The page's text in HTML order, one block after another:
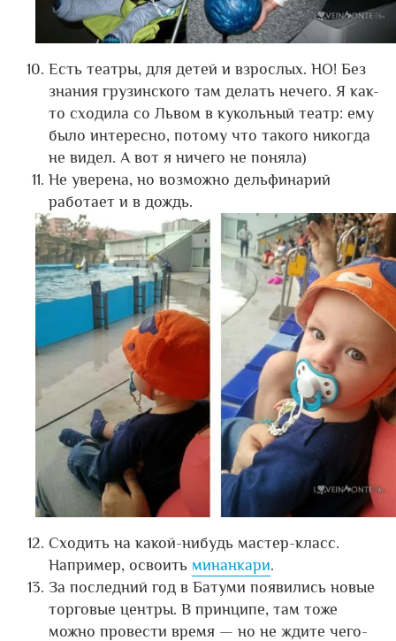
Есть театры, для детей и взрослых. НО! Без
знания грузинского там делать нечего. Я как-
то сходила со Львом в кукольный театр: ему
было интересно, потому что такого никогда
не видел. А вот я ничего не поняла)
Не уверена, но возможно дельфинарий
работает и в дождь.
Сходить на какой-нибудь мастер-класс.
Например, освоить минанкари.
За последний год в Батуми появились новые
торговые центры. В принципе, там тоже
можно провести время — но не ждите чего-